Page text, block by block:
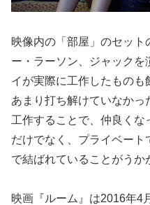
映像内の「部屋」のセット
ー・ラーソン、ジャックを
イが実際に工作したもの
あまり打ち解けていなかっ
工作することで、仲良くな
だけでなく、プライベー
で結ばれていることがうか
映画『ルーム』は2016年4